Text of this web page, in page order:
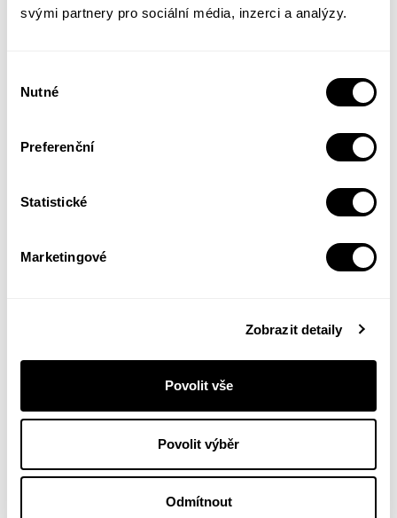
svými partnery pro sociální média, inzerci a analýzy.
souhlasu
Nutné
Preferenční
Statistické
Marketingové
Zobrazit detaily
Povolit vše
Povolit výběr
Odmítnout
Vliv náhody, nečekaného setkání,
proměňuje v dramata, ve kterých se všední
uchvacující svou bohatostí, živostí a
V8b 130 x 200 mm
Alice Munroová
Alice Munroová (1931) pochází z
Ontario. Je autorkou čtrnácti
souborů kratších próz a jednoho
románu. V českém překladu ji proslavily knihy Už